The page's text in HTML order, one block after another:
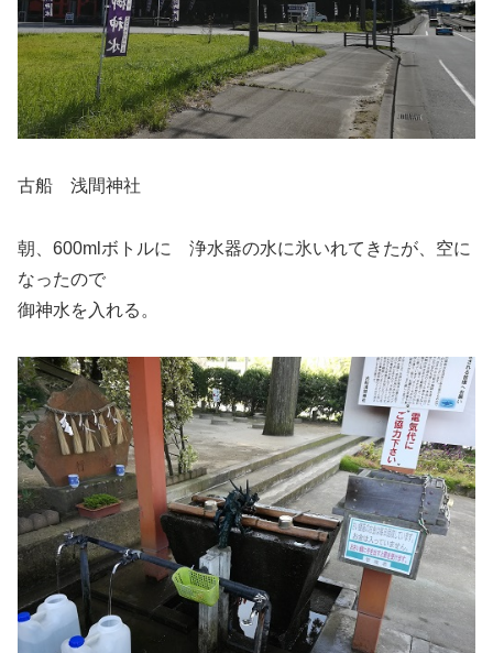
古船 浅間神社
朝、600mlボトルに 浄水器の水に氷いれてきたが、空に
なったので
御神水を入れる。